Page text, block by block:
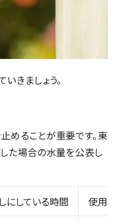
きましょう。
めることが重要です。東
た場合の水量を公表し
にしている時間 使用